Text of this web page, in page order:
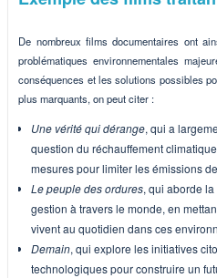
De nombreux films documentaires ont
problématiques environnementales
conséquences et les solutions possibles
plus marquants, on peut citer :
Une vérité qui dérange, qui a
question du réchauffement
mesures pour limiter les émissions
Le peuple des ordures, qui aborde
gestion à travers le monde, en
vivent au quotidien dans ces
Demain, qui explore les initiatives
technologiques pour construire un